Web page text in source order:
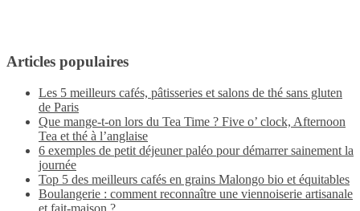
Articles populaires
Les 5 meilleurs cafés, pâtisseries et salons de thé sans gluten
de Paris
Que mange-t-on lors du Tea Time ? Five o’ clock, Afternoon
Tea et thé à l’anglaise
6 exemples de petit déjeuner paléo pour démarrer sainement la
journée
Top 5 des meilleurs cafés en grains Malongo bio et équitables
Boulangerie : comment reconnaître une viennoiserie artisanale
et fait-maison ?